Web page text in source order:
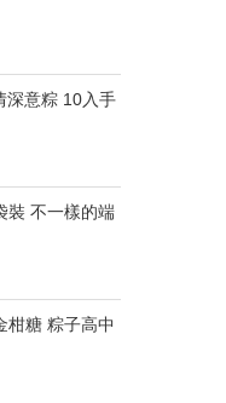
深意粽 10入手
裝 不一樣的端
柑糖 粽子高中